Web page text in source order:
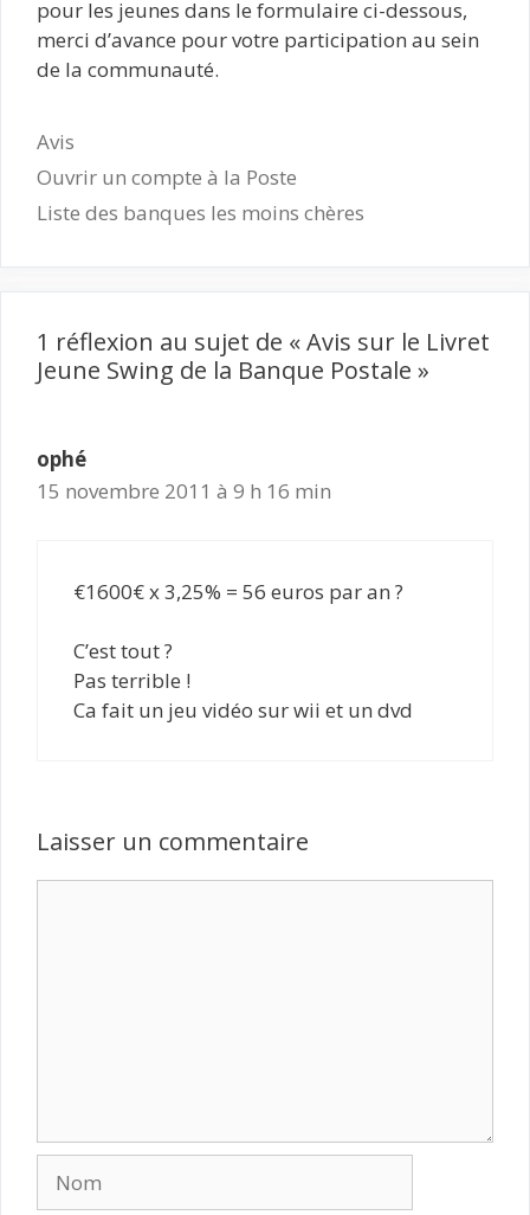
pour les jeunes dans le formulaire ci-dessous,
merci d’avance pour votre participation au sein
de la communauté.
Catégories
Avis
Ouvrir un compte à la Poste
Liste des banques les moins chères
1 réflexion au sujet de « Avis sur le Livret
Jeune Swing de la Banque Postale »
ophé
15 novembre 2011 à 9 h 16 min
€1600€ x 3,25% = 56 euros par an ?
C’est tout ?
Pas terrible !
Ca fait un jeu vidéo sur wii et un dvd
Laisser un commentaire